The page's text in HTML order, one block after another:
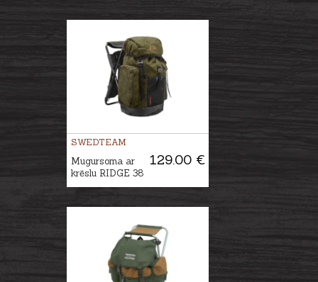
SWEDTEAM
129.00 €
Mugursoma ar
krēslu RIDGE 38